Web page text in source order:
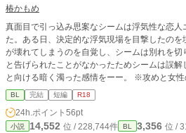
椿かもめ
真面目で引っ込み思案なシームは浮気性な恋
た。ある日、決定的な浮気現場を目撃したの
が壊れてしまうのを自覚し、シームは別れを
と告げられたことがなかったためシームは誤
と向ける暗く濁った感情をーー。 ※攻めと女
以外に冷酷無情な激重感情攻め×真面目奥手で
BL 完結 短編 R18
24h.ポイント 56pt
小説 14,552 位 / 228,744件 BL 3,356 位 /